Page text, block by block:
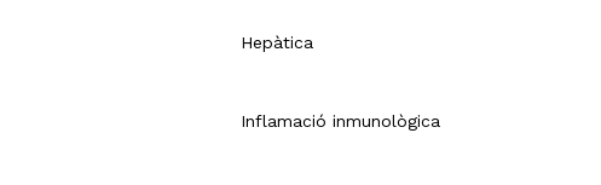
Hepàtica
Inflamació inmunològica